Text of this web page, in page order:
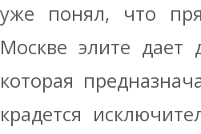
уже понял, что
Москве элите дает
которая
крадется